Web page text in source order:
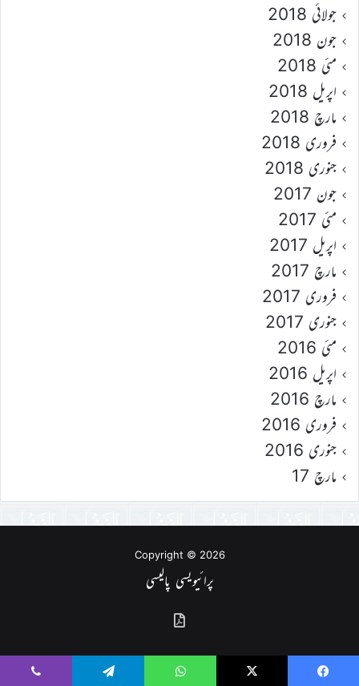
جولائی 2018
جون 2018
مئی 2018
اپریل 2018
مارچ 2018
فروری 2018
جنوری 2018
جون 2017
مئی 2017
اپریل 2017
مارچ 2017
فروری 2017
جنوری 2017
مئی 2016
اپریل 2016
مارچ 2016
فروری 2016
جنوری 2016
مارچ 17
Copyright © 2026
پرائیویسی پالیسی
گذشتہ
شمارے